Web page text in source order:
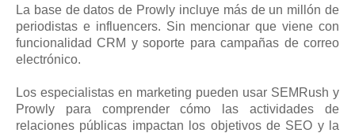
La base de datos de Prowly incluye más de un millón de
periodistas e influencers. Sin mencionar que viene con
funcionalidad CRM y soporte para campañas de correo
electrónico.
Los especialistas en marketing pueden usar SEMRush y
Prowly para comprender cómo las actividades de
relaciones públicas impactan los objetivos de SEO y la